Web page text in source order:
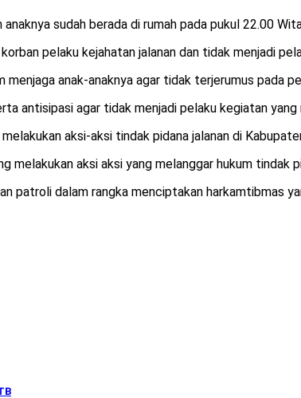
sudah berada di rumah pada pukul 22.00
pelaku kejahatan jalanan dan tidak menjadi
anak-anaknya agar tidak terjerumus pada
antisipasi agar tidak menjadi pelaku kegiatan yang
aksi-aksi tindak pidana jalanan di
melakukan aksi aksi yang melanggar hukum tindak
patroli dalam rangka menciptakan harkamtibmas